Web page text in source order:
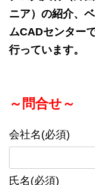
ニア）の紹介、
ムCADセンター
行っています。
～問合せ～
会社名(必須)
氏名(必須)